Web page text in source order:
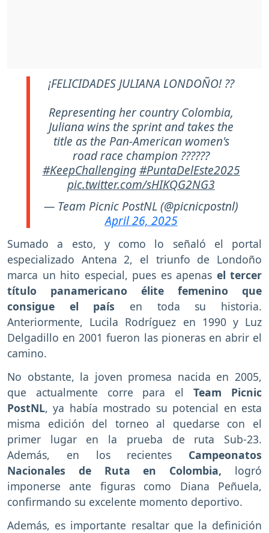
¡FELICIDADES JULIANA LONDOÑO! ??
Representing her country Colombia,
Juliana wins the sprint and takes the
title as the Pan-American women's
road race champion ??????
#KeepChallenging #PuntaDelEste2025
pic.twitter.com/sHIKQG2NG3
— Team Picnic PostNL (@picnicpostnl)
April 26, 2025
Sumado a esto, y como lo señaló el portal
especializado Antena 2, el triunfo de Londoño
marca un hito especial, pues es apenas el tercer
título panamericano élite femenino que
consigue el país en toda su historia.
Anteriormente, Lucila Rodríguez en 1990 y Luz
Delgadillo en 2001 fueron las pioneras en abrir el
camino.
No obstante, la joven promesa nacida en 2005,
que actualmente corre para elTeam Picnic
PostNL, ya había mostrado su potencial en esta
misma edición del torneo al quedarse con el
primer lugar en la prueba de ruta Sub-23.
Además, en los recientes Campeonatos
Nacionales de Ruta en Colombia, logró
imponerse ante figuras como Diana Peñuela,
confirmando su excelente momento deportivo.
Además, es importante resaltar que la definición